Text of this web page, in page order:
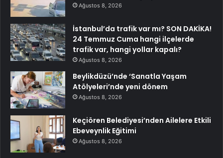
Ağustos 8, 2026
İstanbul’da trafik var mı? SON DAKİKA!
24 Temmuz Cuma hangi ilçelerde
trafik var, hangi yollar kapalı?
Ağustos 8, 2026
Beylikdüzü’nde ‘Sanatla Yaşam
Atölyeleri’nde yeni dönem
Ağustos 8, 2026
Keçiören Belediyesi’nden Ailelere Etkili
Ebeveynlik Eğitimi
Ağustos 8, 2026